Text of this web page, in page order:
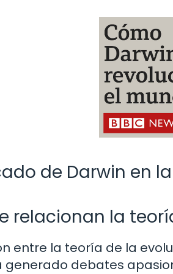
de Darwin en
relacionan la
entre la teoría de la
generado debates